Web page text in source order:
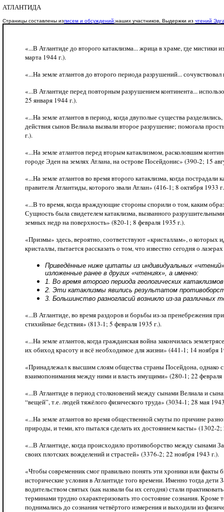
АТЛАНТИДА
Страницы составлены изписем и обсуждений;наших участников, Выдержки из чтений
«...В Атлантиде до второго катаклизма... жрица в храме, где
марта 1944 г.).
«...На земле атлантов до второго периода разрушений...
«...В Атлантиде перед повторным разрушением континента...
25 января 1944 г.).
«...На земле атлантов в период, когда двуполые существа
действия сынов Велиала вызвали второе разрушение; помогала
г.).
«...На земле атлантов перед вторым катаклизмом, расколовшим
городе Эден на землях Атлана, на острове Посейдонис» (390-2; 15
«...На земле атлантов во время второго катаклизма, когда
правителя Атлантиды, которого звали Атлан» (416-1; 8 октября 1933
«...В то время, когда враждующие стороны спорили о том, каким
Сущность была свидетелем катаклизма, вызванного
земных недр на поверхность» (820-1; 8 февраля 1935 г.).
«Призмы» здесь, вероятно, соответствуют «кристаллам», о которых
кристаллы, пытается рассказать о том, что известно сегодня о
Приведённые ниже цитаты из индивидуальных
изложенные ранее в других «чтениях», а именно:
1. Во время второго периода геологических
2. Эти катаклизмы явились результатом
3. Большинство разногласий возникло из-за различных
«...В Атлантиде, во время раздоров и борьбы из-за пренебрежения
стихийные бедствия» (813-1; 5 февраля 1935 г.).
«...На земле атлантов, когда гражданская война закончилась
их обиход красоту и всё необходимое для жизни» (441-1; 14 ноября
«Принадлежал к высшим слоям общества страны Посейдона, однако
взаимопонимания между ними и власть имущими» (280-1; 22 февраля
«...В Атлантиде в период столкновений между сынами Велиала и
“вещей”, т.е. людей тяжёлого физического труда» (3034-1; 28 мая
«...На земле атлантов во время общественной смуты по причине
природы, и теми, кто пытался сделать их достоянием касты» (1302-2;
«...В Атлантиде, когда происходило противоборство между сынами
своих плотских вожделений и страстей» (3376-2; 22 ноября 1943 г.).
«Чтобы современник смог правильно понять эти хроники или факты
исторические условия в Атлантиде того времени. Именно тогда
водительством святых (как назвали бы их сегодня) стали
терминами трудно охарактеризовать зто состояние сознания.
поднимались до сознания четвёртого измерения и выходили из